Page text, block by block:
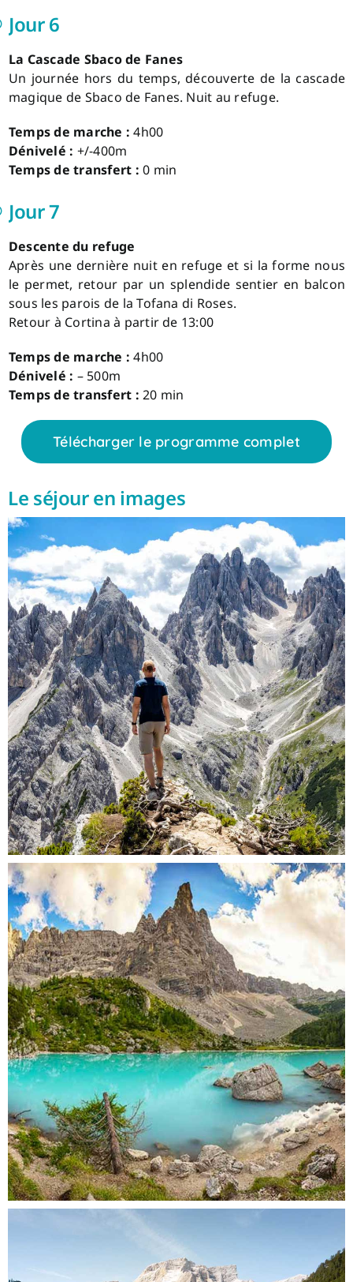
Jour 6
La Cascade Sbaco de Fanes
Un journée hors du temps, découverte de la cascade
magique de Sbaco de Fanes. Nuit au refuge.
Temps de marche : 4h00
Dénivelé : +/-400m
Temps de transfert : 0 min
Jour 7
Descente du refuge
Après une dernière nuit en refuge et si la forme nous
le permet, retour par un splendide sentier en balcon
sous les parois de la Tofana di Roses.
Retour à Cortina à partir de 13:00
Temps de marche : 4h00
Dénivelé : – 500m
Temps de transfert : 20 min
Télécharger le programme complet
Le séjour en images